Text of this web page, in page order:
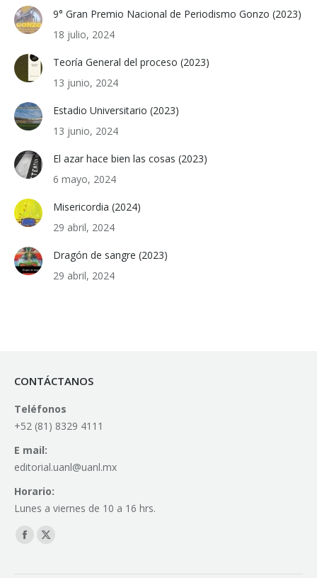
9° Gran Premio Nacional de Periodismo Gonzo (2023)
18 julio, 2024
Teoría General del proceso (2023)
13 junio, 2024
Estadio Universitario (2023)
13 junio, 2024
El azar hace bien las cosas (2023)
6 mayo, 2024
Misericordia (2024)
29 abril, 2024
Dragón de sangre (2023)
29 abril, 2024
CONTÁCTANOS
Teléfonos
+52 (81) 8329 4111
E mail:
editorial.uanl@uanl.mx
Horario:
Lunes a viernes de 10 a 16 hrs.
Find us on:
Facebook
X